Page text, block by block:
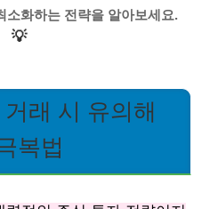
소화하는 전략을 알아보세요.
💡
래 시 유의해
복법